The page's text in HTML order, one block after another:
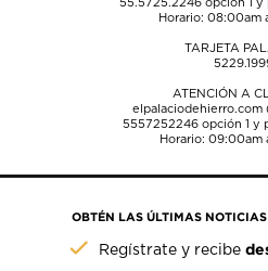
55.5725.2246opción 1 y
Horario: 08:00am
TARJETA
ATENCIÓN A
elpalaciodehierro.com
5557252246opción 1 y
Horario: 09:00am
OBTÉN LAS ÚLTIMAS
Regístrate y recibe